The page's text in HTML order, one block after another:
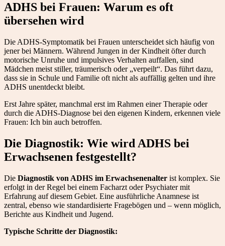
ADHS bei Frauen: Warum es oft
übersehen wird
Die ADHS-Symptomatik bei Frauen unterscheidet sich häufig von
jener bei Männern. Während Jungen in der Kindheit öfter durch
motorische Unruhe und impulsives Verhalten auffallen, sind
Mädchen meist stiller, träumerisch oder „verpeilt“. Das führt dazu,
dass sie in Schule und Familie oft nicht als auffällig gelten und ihre
ADHS unentdeckt bleibt.
Erst Jahre später, manchmal erst im Rahmen einer Therapie oder
durch die ADHS-Diagnose bei den eigenen Kindern, erkennen viele
Frauen: Ich bin auch betroffen.
Die Diagnostik: Wie wird ADHS bei
Erwachsenen festgestellt?
Die Diagnostik von ADHS im Erwachsenenalter ist komplex. Sie
erfolgt in der Regel bei einem Facharzt oder Psychiater mit
Erfahrung auf diesem Gebiet. Eine ausführliche Anamnese ist
zentral, ebenso wie standardisierte Fragebögen und – wenn möglich,
Berichte aus Kindheit und Jugend.
Typische Schritte der Diagnostik: